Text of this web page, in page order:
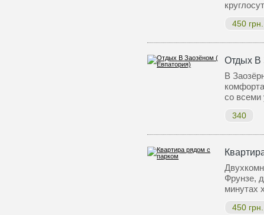
450 грн.
Отдых В
В
со
340
Фрунзе,
минутах
450 грн.